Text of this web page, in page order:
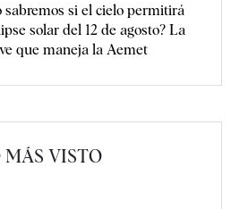
sabremos si el cielo permitirá
solar del 12 de agosto? La
que maneja la Aemet
MÁS VISTO